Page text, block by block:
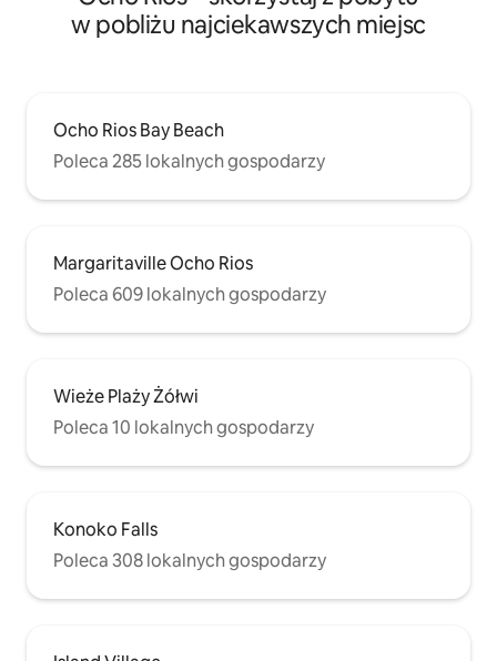
w pobliżu najciekawszych miejsc
Ocho Rios Bay Beach
Poleca 285 lokalnych gospodarzy
Margaritaville Ocho Rios
Poleca 609 lokalnych gospodarzy
Wieże Plaży Żółwi
Poleca 10 lokalnych gospodarzy
Konoko Falls
Poleca 308 lokalnych gospodarzy